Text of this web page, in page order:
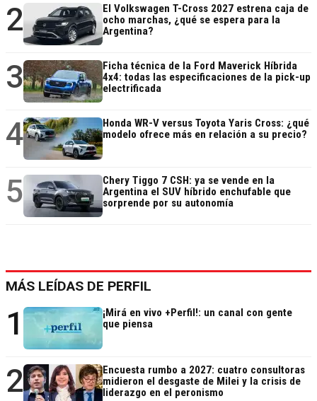
2
El Volkswagen T-Cross 2027 estrena caja de
ocho marchas, ¿qué se espera para la
Argentina?
3
Ficha técnica de la Ford Maverick Híbrida
4x4: todas las especificaciones de la pick-up
electrificada
4
Honda WR-V versus Toyota Yaris Cross: ¿qué
modelo ofrece más en relación a su precio?
5
Chery Tiggo 7 CSH: ya se vende en la
Argentina el SUV híbrido enchufable que
sorprende por su autonomía
MÁS LEÍDAS DE PERFIL
1
¡Mirá en vivo +Perfil!: un canal con gente
que piensa
2
Encuesta rumbo a 2027: cuatro consultoras
midieron el desgaste de Milei y la crisis de
liderazgo en el peronismo